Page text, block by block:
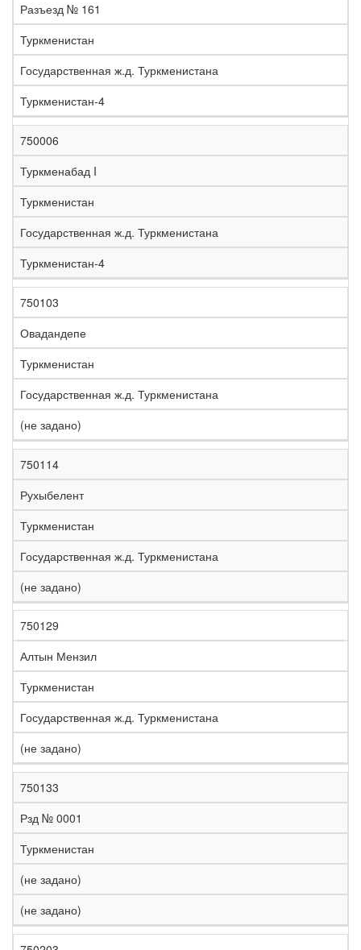
Разъезд № 161
Туркменистан
Государственная ж.д. Туркменистана
Туркменистан-4
750006
Туркменабад I
Туркменистан
Государственная ж.д. Туркменистана
Туркменистан-4
750103
Овадандепе
Туркменистан
Государственная ж.д. Туркменистана
(не задано)
750114
Рухыбелент
Туркменистан
Государственная ж.д. Туркменистана
(не задано)
750129
Алтын Мензил
Туркменистан
Государственная ж.д. Туркменистана
(не задано)
750133
Рзд № 0001
Туркменистан
(не задано)
(не задано)